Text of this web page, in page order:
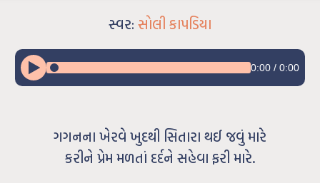
સ્વર: સોલી કાપડિયા
0:00/ 0:00
ગગનના ખેરવે ખુદથી સિતારા થઈ જવું મારે
કરીને પ્રેમ મળતાં દર્દને સહેવા ફરી મારે.